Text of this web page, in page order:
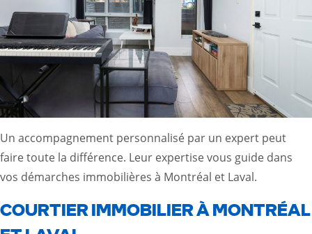
Un accompagnement personnalisé par un expert peut
faire toute la différence. Leur expertise vous guide dans
vos démarches immobilières à Montréal et Laval.
COURTIER IMMOBILIER À MONTRÉAL